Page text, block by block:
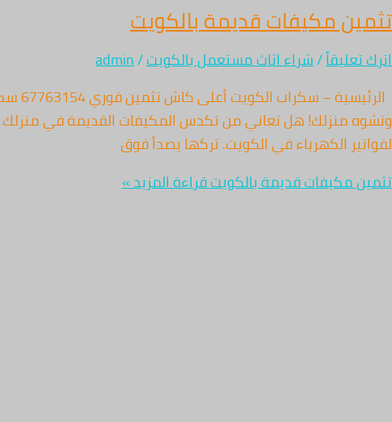
تثمين مكيفات قديمة بالكويت
اترك تعليقاً/شراء اثاث مستعمل بالكويت/
admin
وتشوه منزلك! هل تعاني من تكدس المكيفات القديمة في
لفواتير الكهرباء في الكويت. تركها يصدأ فوق
تثمين مكيفات قديمة بالكويتقراءة المزيد »